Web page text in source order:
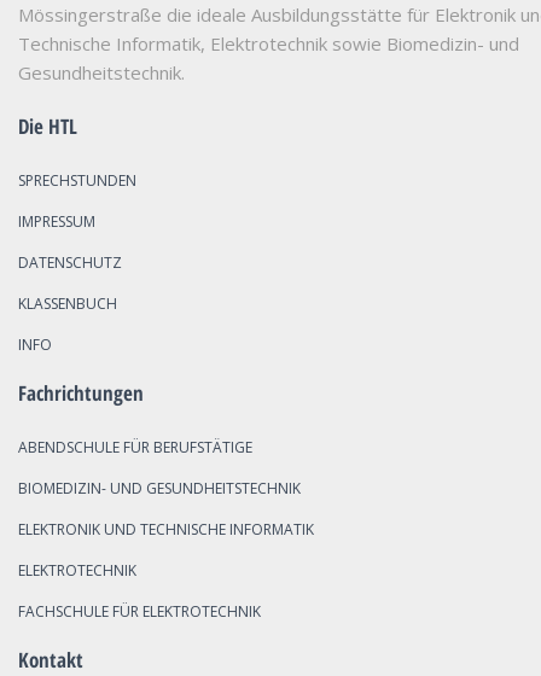
Mössingerstraße die ideale Ausbildungsstätte für Elektronik
Technische Informatik, Elektrotechnik sowie Biomedizin- und
Gesundheitstechnik.
Die HTL
SPRECHSTUNDEN
IMPRESSUM
DATENSCHUTZ
KLASSENBUCH
INFO
Fachrichtungen
ABENDSCHULE FÜR BERUFSTÄTIGE
BIOMEDIZIN- UND GESUNDHEITSTECHNIK
ELEKTRONIK UND TECHNISCHE INFORMATIK
ELEKTROTECHNIK
FACHSCHULE FÜR ELEKTROTECHNIK
Kontakt